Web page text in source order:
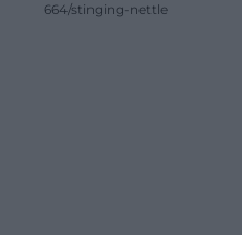
664/stinging-nettle